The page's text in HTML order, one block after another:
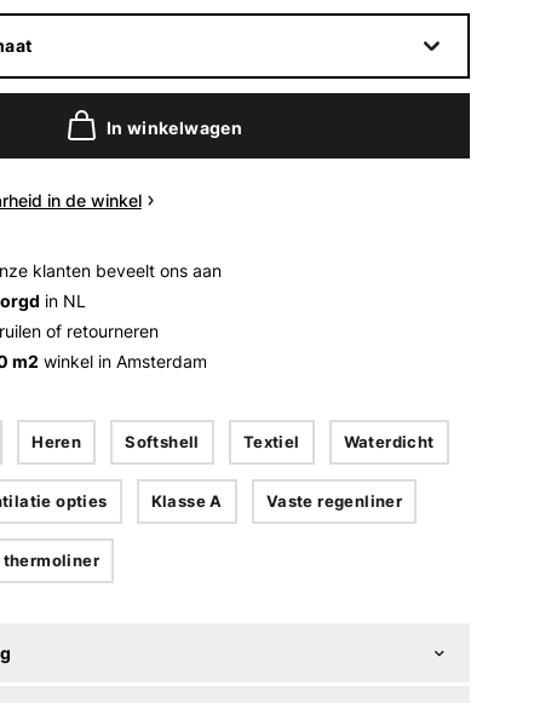
In winkelwagen
in de winkel
klanten beveelt ons aan
in NL
ruilen of retourneren
m2 winkel in Amsterdam
Heren Softshell Textiel Waterdicht
opties Klasse A Vaste regenliner
thermoliner